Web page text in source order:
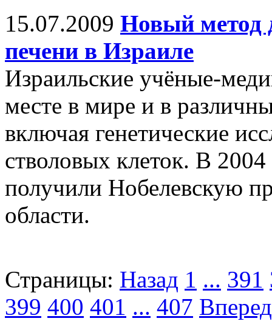
15.07.2009 Новый метод
печени в Израиле
Израильские учёные-
месте в мире и в
включая генетические
стволовых клеток. В
получили Нобелевскую
области.
Страницы: Назад 1 ... 391
399 400 401 ... 407 Вперед